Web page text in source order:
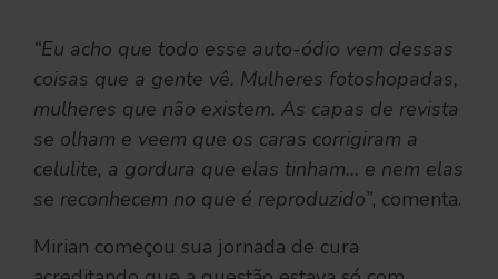
“Eu acho que todo esse auto-ódio vem dessas
coisas que a gente vê. Mulheres fotoshopadas,
mulheres que não existem. As capas de revista
se olham e veem que os caras corrigiram a
celulite, a gordura que elas tinham… e nem elas
se reconhecem no que é reproduzido”, comenta.
Mirian começou sua jornada de cura